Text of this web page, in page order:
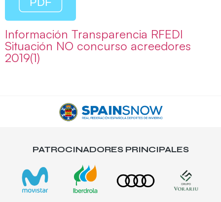
Información Transparencia RFEDI
Situación NO concurso acreedores
2019(1)
PATROCINADORES PRINCIPALES